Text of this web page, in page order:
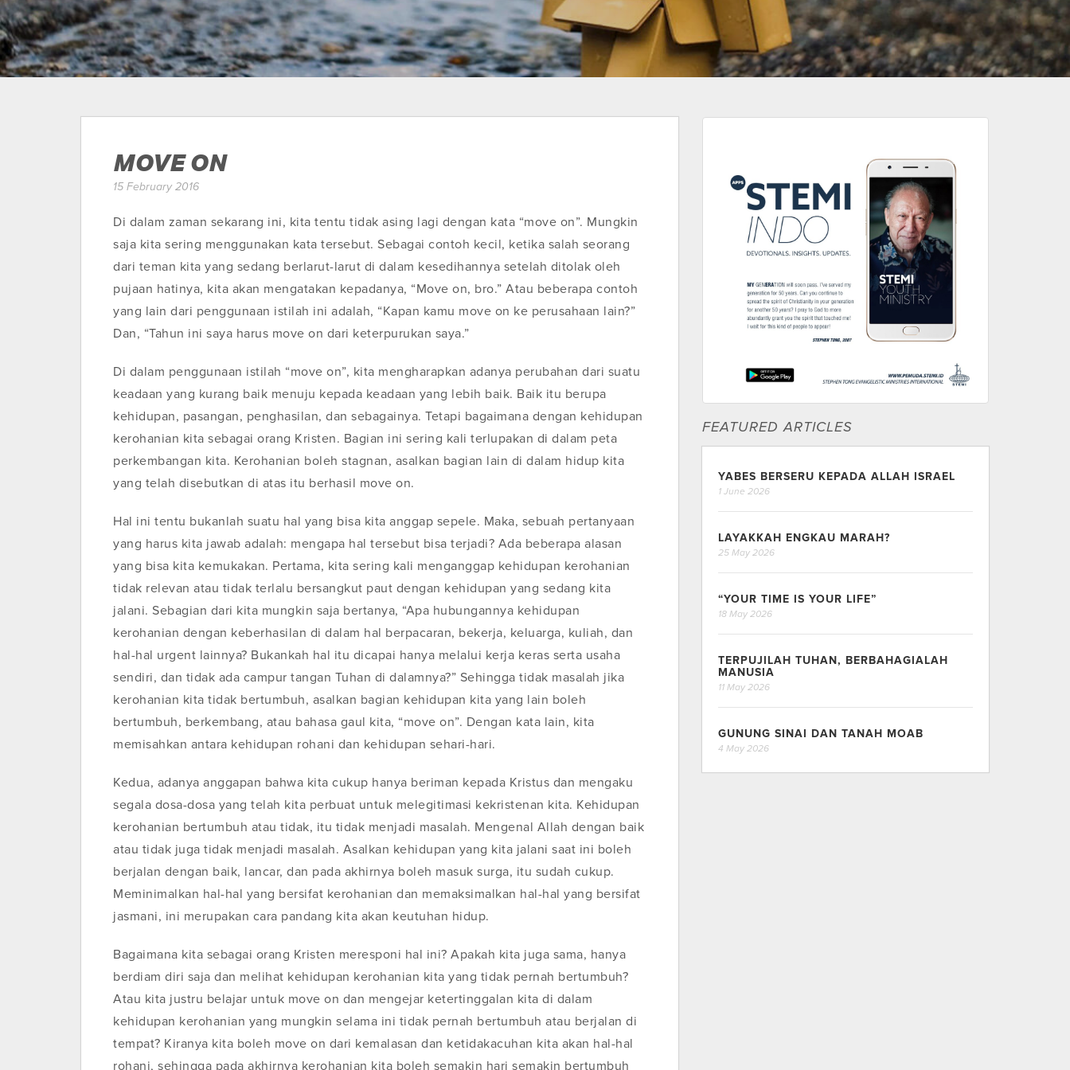
MOVE ON
15 February 2016
Di dalam zaman sekarang ini, kita tentu tidak asing lagi dengan kata “move on”. Mungkin
saja kita sering menggunakan kata tersebut. Sebagai contoh kecil, ketika salah seorang
dari teman kita yang sedang berlarut-larut di dalam kesedihannya setelah ditolak oleh
pujaan hatinya, kita akan mengatakan kepadanya, “Move on, bro.” Atau beberapa contoh
yang lain dari penggunaan istilah ini adalah, “Kapan kamu move on ke perusahaan lain?”
Dan, “Tahun ini saya harus move on dari keterpurukan saya.”
Di dalam penggunaan istilah “move on”, kita mengharapkan adanya perubahan dari suatu
keadaan yang kurang baik menuju kepada keadaan yang lebih baik. Baik itu berupa
kehidupan, pasangan, penghasilan, dan sebagainya. Tetapi bagaimana dengan kehidupan
kerohanian kita sebagai orang Kristen. Bagian ini sering kali terlupakan di dalam peta
perkembangan kita. Kerohanian boleh stagnan, asalkan bagian lain di dalam hidup kita
yang telah disebutkan di atas itu berhasil move on.
Hal ini tentu bukanlah suatu hal yang bisa kita anggap sepele. Maka, sebuah pertanyaan
yang harus kita jawab adalah: mengapa hal tersebut bisa terjadi? Ada beberapa alasan
yang bisa kita kemukakan. Pertama, kita sering kali menganggap kehidupan kerohanian
tidak relevan atau tidak terlalu bersangkut paut dengan kehidupan yang sedang kita
jalani. Sebagian dari kita mungkin saja bertanya, “Apa hubungannya kehidupan
kerohanian dengan keberhasilan di dalam hal berpacaran, bekerja, keluarga, kuliah, dan
hal-hal urgent lainnya? Bukankah hal itu dicapai hanya melalui kerja keras serta usaha
sendiri, dan tidak ada campur tangan Tuhan di dalamnya?” Sehingga tidak masalah jika
kerohanian kita tidak bertumbuh, asalkan bagian kehidupan kita yang lain boleh
bertumbuh, berkembang, atau bahasa gaul kita, “move on”. Dengan kata lain, kita
memisahkan antara kehidupan rohani dan kehidupan sehari-hari.
Kedua, adanya anggapan bahwa kita cukup hanya beriman kepada Kristus dan mengaku
segala dosa-dosa yang telah kita perbuat untuk melegitimasi kekristenan kita. Kehidupan
kerohanian bertumbuh atau tidak, itu tidak menjadi masalah. Mengenal Allah dengan baik
atau tidak juga tidak menjadi masalah. Asalkan kehidupan yang kita jalani saat ini boleh
berjalan dengan baik, lancar, dan pada akhirnya boleh masuk surga, itu sudah cukup.
Meminimalkan hal-hal yang bersifat kerohanian dan memaksimalkan hal-hal yang bersifat
jasmani, ini merupakan cara pandang kita akan keutuhan hidup.
Bagaimana kita sebagai orang Kristen meresponi hal ini? Apakah kita juga sama, hanya
berdiam diri saja dan melihat kehidupan kerohanian kita yang tidak pernah bertumbuh?
Atau kita justru belajar untuk move on dan mengejar ketertinggalan kita di dalam
kehidupan kerohanian yang mungkin selama ini tidak pernah bertumbuh atau berjalan di
tempat? Kiranya kita boleh move on dari kemalasan dan ketidakacuhan kita akan hal-hal
rohani, sehingga pada akhirnya kerohanian kita boleh semakin hari semakin bertumbuh
FEATURED ARTICLES
YABES BERSERU KEPADA ALLAH ISRAEL
1 June 2026
LAYAKKAH ENGKAU MARAH?
25 May 2026
“YOUR TIME IS YOUR LIFE”
18 May 2026
TERPUJILAH TUHAN, BERBAHAGIALAH
MANUSIA
11 May 2026
GUNUNG SINAI DAN TANAH MOAB
4 May 2026